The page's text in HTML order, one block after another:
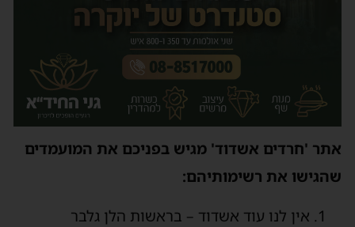
אתר 'חרדים אשדוד' מגיש בפניכם את המועמדים
שהגישו את רשימותיהם:
אין לנו עוד אשדוד – בראשות הלן גלבר